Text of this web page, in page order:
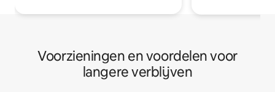
Voorzieningen en voordelen voor
langere verblijven